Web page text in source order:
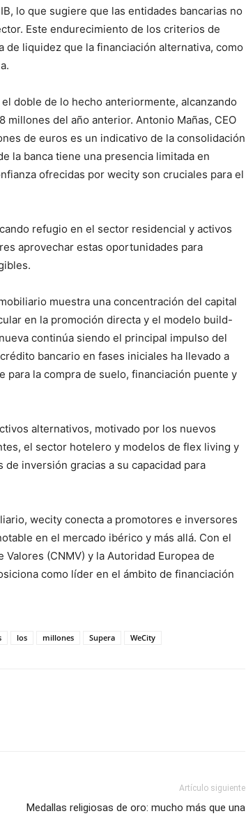
lo que sugiere que las entidades bancarias no
Este endurecimiento de los criterios de
liquidez que la financiación alternativa, como
doble de lo hecho anteriormente, alcanzando
millones del año anterior. Antonio Mañas, CEO
de euros es un indicativo de la consolidación
la banca tiene una presencia limitada en
ofrecidas por wecity son cruciales para el
refugio en el sector residencial y activos
aprovechar estas oportunidades para
muestra una concentración del capital
en la promoción directa y el modelo build-
continúa siendo el principal impulso del
bancario en fases iniciales ha llevado a
la compra de suelo, financiación puente y
alternativos, motivado por los nuevos
el sector hotelero y modelos de flex living y
inversión gracias a su capacidad para
wecity conecta a promotores e inversores
en el mercado ibérico y más allá. Con el
(CNMV) y la Autoridad Europea de
como líder en el ámbito de financiación
los millones Supera WeCity
Artículo siguiente
Medallas religiosas de oro: mucho más que una